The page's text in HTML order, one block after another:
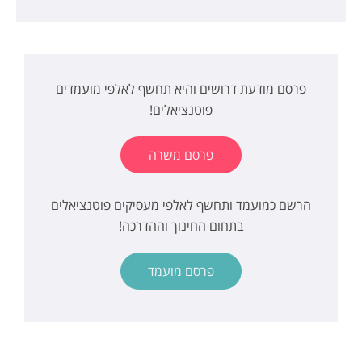
פרסם מודעת דרושים והיא תחשף לאלפי מועמדים
פוטנציאלים!
פרסם משרה
הרשם כמועמד ותחשף לאלפי מעסיקים פוטנציאלים
בתחום החינוך וההדרכה!
פרסם מועמד